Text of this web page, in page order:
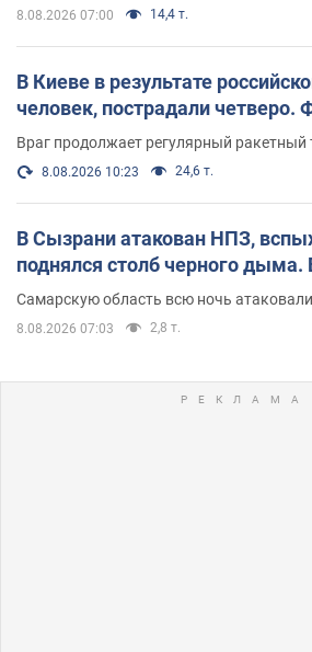
8.08.2026 07:00 14,4 т.
В Киеве в результате
человек, пострадали четверо.
Враг продолжает регулярный ракетный
8.08.2026 10:23 24,6 т.
В Сызрани атакован НПЗ,
поднялся столб черного дыма.
Самарскую область всю ночь
8.08.2026 07:03 2,8 т.